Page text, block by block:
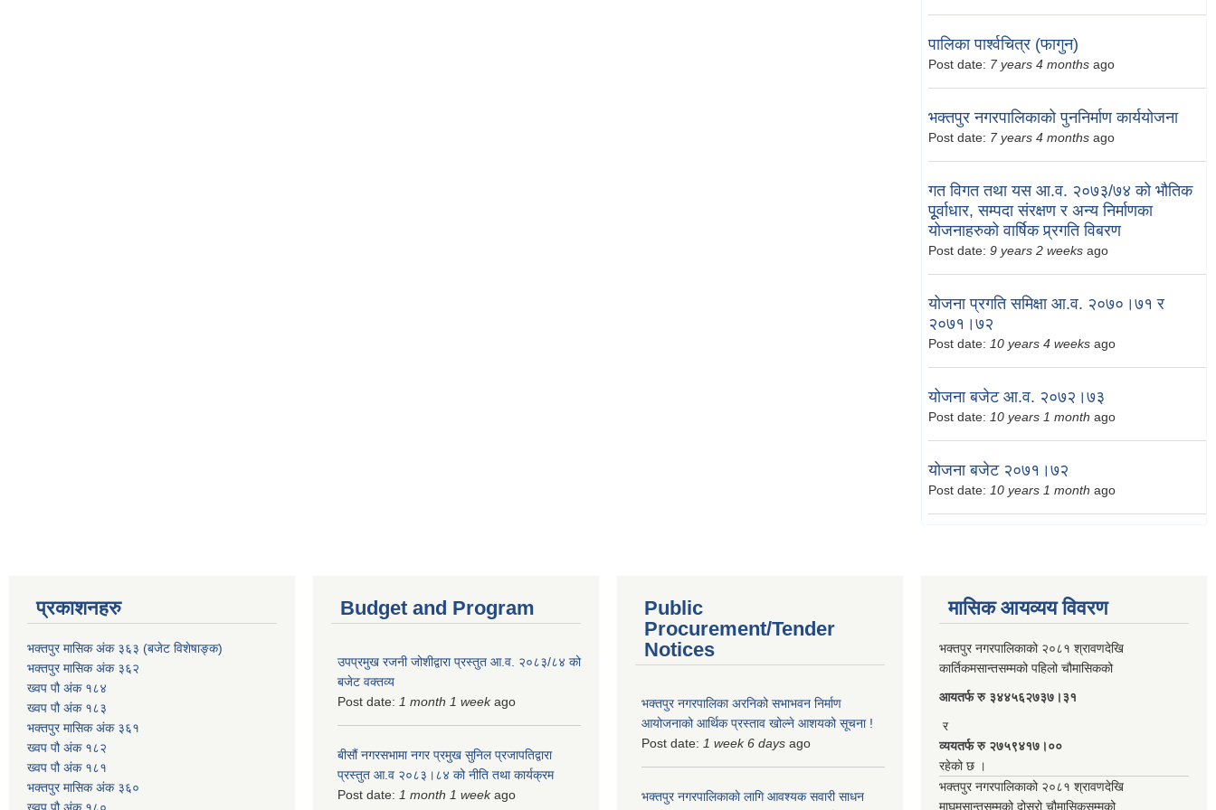
पालिका पार्श्वचित्र (फागुन)
Post date: 7 years 4 months ago
भक्तपुर नगरपालिकाको पुननिर्माण कार्ययोजना
Post date: 7 years 4 months ago
गत विगत तथा यस आ.व. २०७३/७४ को भौतिक
पूूर्वाधार, सम्पदा संरक्षण र अन्य निर्माणका
योजनाहरुको वार्षिक प्र्रगति विबरण
Post date: 9 years 2 weeks ago
योजना प्रगति समिक्षा आ.व. २०७०।७१ र
२०७१।७२
Post date: 10 years 4 weeks ago
योजना बजेट आ.व. २०७२।७३
Post date: 10 years 1 month ago
योजना बजेट २०७१।७२
Post date: 10 years 1 month ago
प्रकाशनहरु
भक्तपुर मासिक अंक ३६३ (बजेट विशेषाङ्क)
भक्तपुर मासिक अंक ३६२
ख्वप पौ अंक १८४
ख्वप पौ अंक १८३
भक्तपुर मासिक अंक ३६१
ख्वप पौ अंक १८२
ख्वप पौ अंक १८१
भक्तपुर मासिक अंक ३६०
ख्वप पौ अंक १८०
Budget and Program
उपप्रमुख रजनी जोशीद्वारा प्रस्तुत आ.व. २०८३/८४ को
बजेट वक्तव्य
Post date: 1 month 1 weekago
बीसौं नगरसभामा नगर प्रमुख सुनिल प्रजापतिद्वारा
प्रस्तुत आ.व‍ २०८३।८४ को नीति तथा कार्यक्रम
Post date: 1 month 1 weekago
Public
Procurement/Tender
Notices
भक्तपुर नगरपालिका अरनिको सभाभवन निर्माण
आयोजनाको आर्थिक प्रस्ताव खोल्ने आशयको सूचना !
Post date: 1 week 6 days ago
भक्तपुर नगरपालिकाकाे लागि आवश्यक सवारी साधन
मासिक आयव्यय विवरण
भक्तपुर नगरपालिकाको २०८१ श्रावणदेखि
कार्तिकमसान्तसम्मको पहिलो चौमासिकको
आयतर्फ रु‌ ३४४५६२७३७।३१
र
व्ययतर्फ रु २७५९४१७।००
रहेको छ ।
भक्तपुर नगरपालिकाको २०८१ श्रावणदेखि
माघमसान्तसम्मको दोस्रो चौमासिकसम्मको